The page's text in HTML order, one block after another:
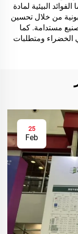
البيئية لمادة
من خلال تحسين
مستدامة. كما
الخضراء ومتطلبات
25
Feb